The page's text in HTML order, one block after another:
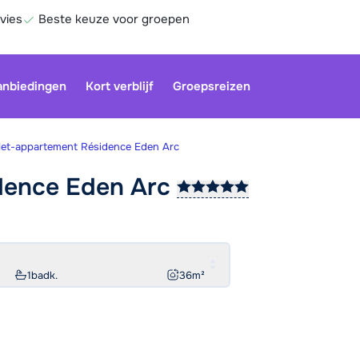
Beste keuze voor groepen
Kort verblijf Groepsreizen
appartement Résidence Eden Arc
Eden Arc
1badk. 36m²